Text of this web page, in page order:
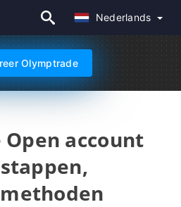
Nederlands
Olymptrade
account